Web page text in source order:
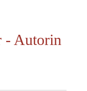
- Autorin